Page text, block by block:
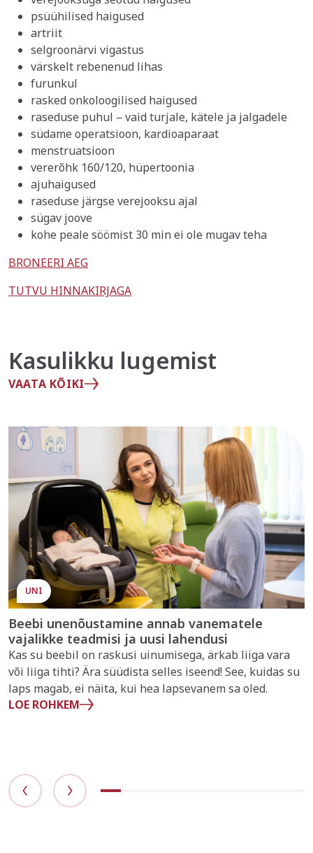
psüühilised haigused
artriit
selgroonärvi vigastus
värskelt rebenenud lihas
furunkul
rasked onkoloogilised haigused
raseduse puhul – vaid turjale, kätele ja jalgadele
südame operatsioon, kardioaparaat
menstruatsioon
vererõhk 160/120, hüpertoonia
ajuhaigused
raseduse järgse verejooksu ajal
sügav joove
kohe peale söömist 30 min ei ole mugav teha
BRONEERI AEG
TUTVU HINNAKIRJAGA
Kasulikku lugemist
VAATA KÕIKI
UNI
Beebi unenõustamine annab vanematele
vajalikke teadmisi ja uusi lahendusi
Kas su beebil on raskusi uinumisega, ärkab liiga vara
või liiga tihti? Ära süüdista selles iseend! See, kuidas su
laps magab, ei näita, kui hea lapsevanem sa oled.
LOE ROHKEM